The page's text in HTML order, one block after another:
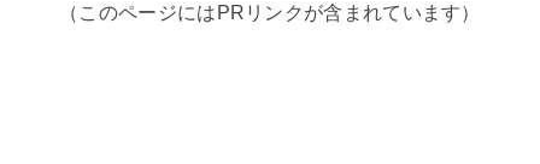
（このページにはPRリンクが含まれています）